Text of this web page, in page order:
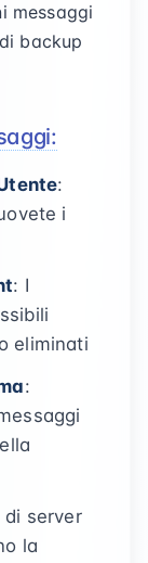
messaggi
backup
:
i
: I
eliminati
:
di server
la